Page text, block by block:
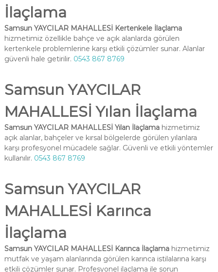
İlaçlama
Samsun YAYCILAR MAHALLESİ Kertenkele İlaçlama
hizmetimiz özellikle bahçe ve açık alanlarda görülen
kertenkele problemlerine karşı etkili çözümler sunar. Alanlar
güvenli hale getirilir. 0543 867 8769
Samsun YAYCILAR
MAHALLESİ Yılan İlaçlama
Samsun YAYCILAR MAHALLESİ Yılan İlaçlamahizmetimiz
açık alanlar, bahçeler ve kırsal bölgelerde görülen yılanlara
karşı profesyonel mücadele sağlar. Güvenli ve etkili yöntemler
kullanılır. 0543 867 8769
Samsun YAYCILAR
MAHALLESİ Karınca
İlaçlama
Samsun YAYCILAR MAHALLESİ Karınca İlaçlamahizmetimiz
mutfak ve yaşam alanlarında görülen karınca istilalarına karşı
etkili çözümler sunar. Profesyonel ilaçlama ile sorun